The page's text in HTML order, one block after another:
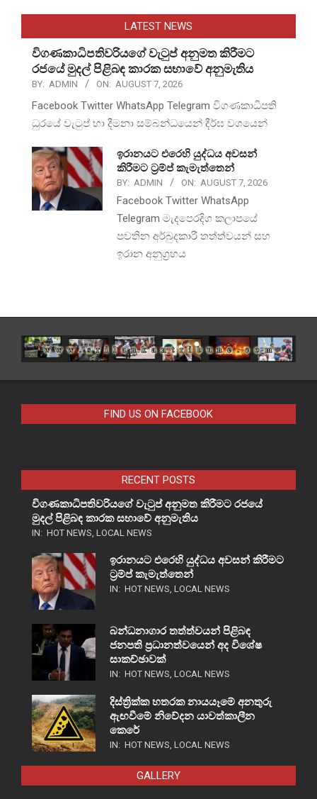
LATEST NEWS
විගණකාධිපතිවරියගේ වැටුප් අනුමත කිරීමට
රජයේ මුදල් පිළිබඳ කාරක සභාවේ අනුමැතිය
BY: ADMIN ON: AUGUST 7, 2026
Facebook Twitter WhatsApp Telegram විගණකාධිපති
ධුරයේ වැටුප් හා දීමනා සම්බන්ධයෙන් දීර්ඝ වශයෙන්
ඉරානයට එරෙහි යුද්ධය අවසන්
කිරීමට ට්‍රම්ප් කැමැත්තෙන්
BY: ADMIN ON: AUGUST 7, 2026
Facebook Twitter WhatsApp
Telegram මැදපෙරදිග කලාපයේ
පවතින අර්බුදකාරී තත්ත්වයන් සහ
ඉරාන අනුග්‍රහය
FIND US ON FACEBOOK
RECENT POSTS
විගණකාධිපතිවරියගේ වැටුප් අනුමත කිරීමට රජයේ
මුදල් පිළිබඳ කාරක සභාවේ අනුමැතිය
IN: HOT NEWS, LOCAL NEWS
ඉරානයට එරෙහි යුද්ධය අවසන් කිරීමට
ට්‍රම්ප් කැමැත්තෙන්
IN: HOT NEWS, LOCAL NEWS
බන්ධනාගාර තත්ත්වයන් පිළිබඳ
ජනපති ප්‍රධානත්වයෙන් අද විශේෂ
සාකච්ඡාවක්
IN: HOT NEWS, LOCAL NEWS
දිස්ත්‍රික්ක හතරක නායයෑමේ අනතුරු
ඇඟවීමේ නිවේදන යාවත්කාලීන
කෙරේ
IN: HOT NEWS, LOCAL NEWS
GALLERY